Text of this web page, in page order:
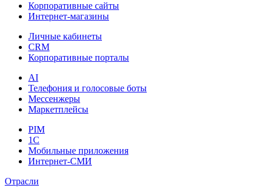
Корпоративные сайты
Интернет-магазины
Личные кабинеты
CRM
Корпоративные порталы
AI
Телефония и голосовые боты
Мессенжеры
Маркетплейсы
PIM
1C
Мобильные приложения
Интернет-СМИ
Отрасли